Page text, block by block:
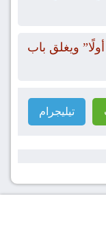
ويغلق باب
تيليجرام